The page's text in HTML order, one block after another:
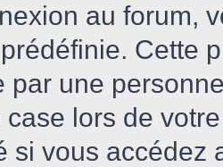
au forum,
Cette
par une
lors de
si vous accédez